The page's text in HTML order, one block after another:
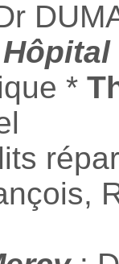
Hôpital
*